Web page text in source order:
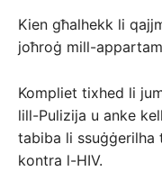
Kien għalhekk li
joħroġ mill-
Kompliet tixhed li
lill-Pulizija u anke
tabiba li ssuġġerilha
kontra l-HIV.